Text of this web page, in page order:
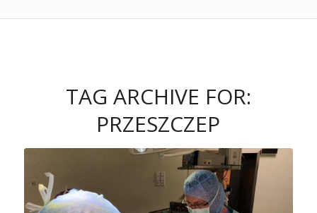
TAG ARCHIVE FOR:
PRZESZCZEP